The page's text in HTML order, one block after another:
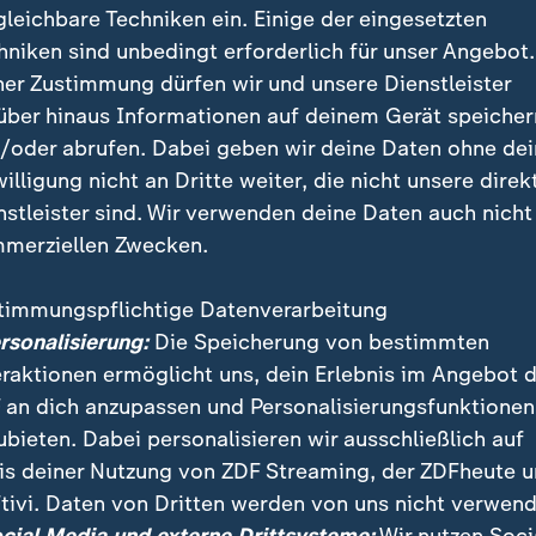
Beschäftigte des Technologiekonzerns Samsung
Der Deal beschert den Mitarbeitern in
Höhe.
Techniken ein. Einige der eingesetzten
sind unbedingt erforderlich für unser
Zustimmung dürfen wir und unsere Dienstleister
hinaus Informationen auf deinem Gerät
oder abrufen. Dabei geben wir deine Daten ohne
nicht an Dritte weiter, die nicht unsere
sind. Wir verwenden deine Daten auch nicht
Zwecken.
Datenverarbeitung
Die Speicherung von bestimmten
ermöglicht uns, dein Erlebnis im Angebot
an dich anzupassen und Personalisierungsfunktionen
Dabei personalisieren wir ausschließlich auf
deiner Nutzung von ZDF Streaming, der ZDFheute
Daten von Dritten werden von uns nicht